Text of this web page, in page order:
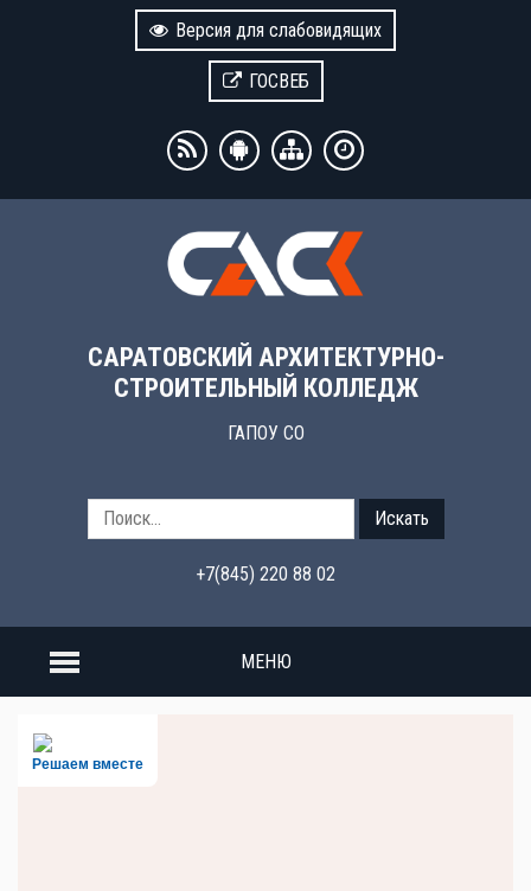
Версия для слабовидящих
ГОСВЕБ
САРАТОВСКИЙ АРХИТЕКТУРНО-
СТРОИТЕЛЬНЫЙ КОЛЛЕДЖ
ГАПОУ СО
Искать
+7(845) 220 88 02
МЕНЮ
Решаем вместе